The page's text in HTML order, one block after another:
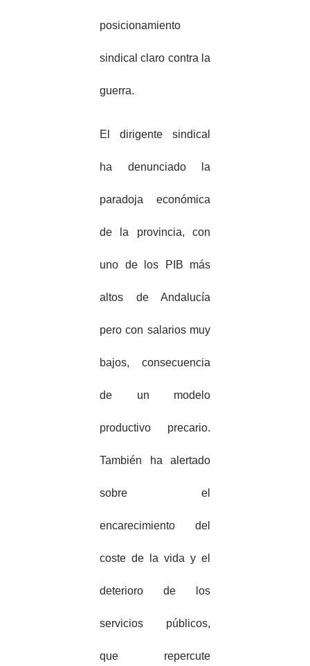
posicionamiento
sindical claro contra la
guerra.
El dirigente sindical
ha denunciado la
paradoja económica
de la provincia, con
uno de los PIB más
altos de Andalucía
pero con salarios muy
bajos, consecuencia
de un modelo
productivo precario.
También ha alertado
sobre el
encarecimiento del
coste de la vida y el
deterioro de los
servicios públicos,
que repercute